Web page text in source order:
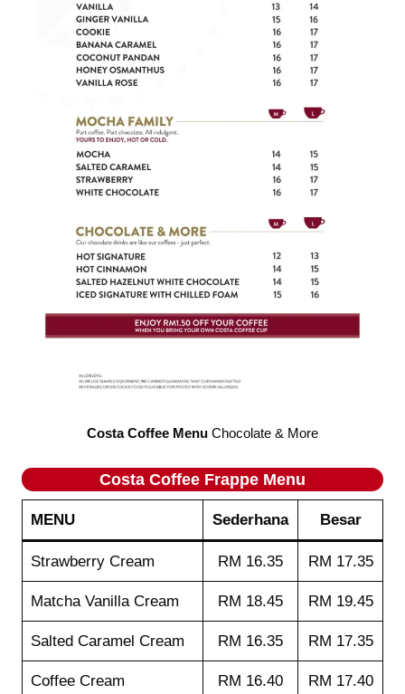
Costa Coffee Menu Chocolate & More
Costa Coffee Frappe Menu
MENU Sederhana Besar
Strawberry Cream RM 16.35 RM 17.35
Matcha Vanilla Cream RM 18.45 RM 19.45
Salted Caramel Cream RM 16.35 RM 17.35
Coffee Cream RM 16.40 RM 17.40